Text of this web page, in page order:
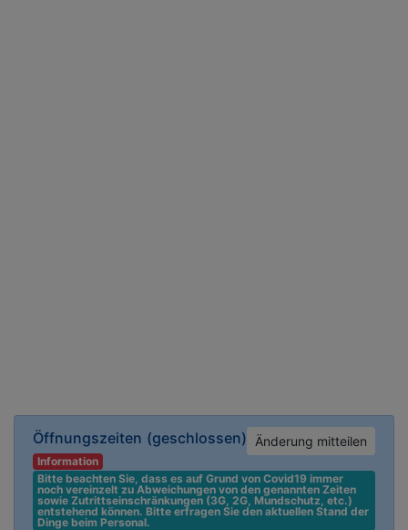
Öffnungszeiten (geschlossen) Änderung mitteilen
Information
Bitte beachten Sie, dass es auf Grund von Covid19 immer
noch vereinzelt zu Abweichungen von den genannten Zeiten
sowie Zutrittseinschränkungen (3G, 2G, Mundschutz, etc.)
entstehend können. Bitte erfragen Sie den aktuellen Stand der
Dinge beim Personal.